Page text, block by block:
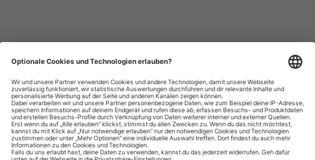
Datenschutzhinweise
Impressum
Privatsphäre-Einstellungen